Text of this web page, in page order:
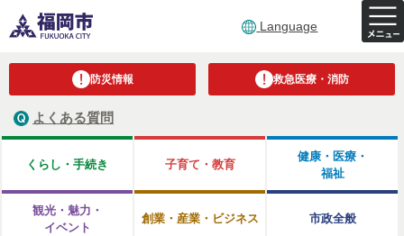
Language
防災情報 救急医療・消防
よくある質問
くらし・手続き 子育て・教育
健康・医療・
福祉
観光・魅力・
イベント
創業・産業・ビジネス 市政全般